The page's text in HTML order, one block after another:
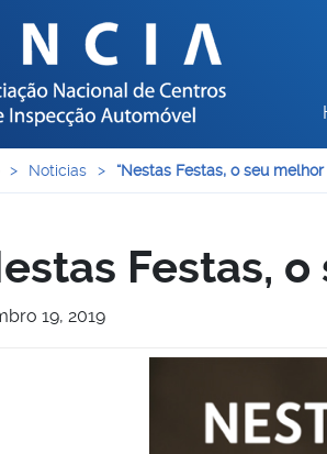
> Noticias > “Nestas Festas, o seu
Festas,
19, 2019